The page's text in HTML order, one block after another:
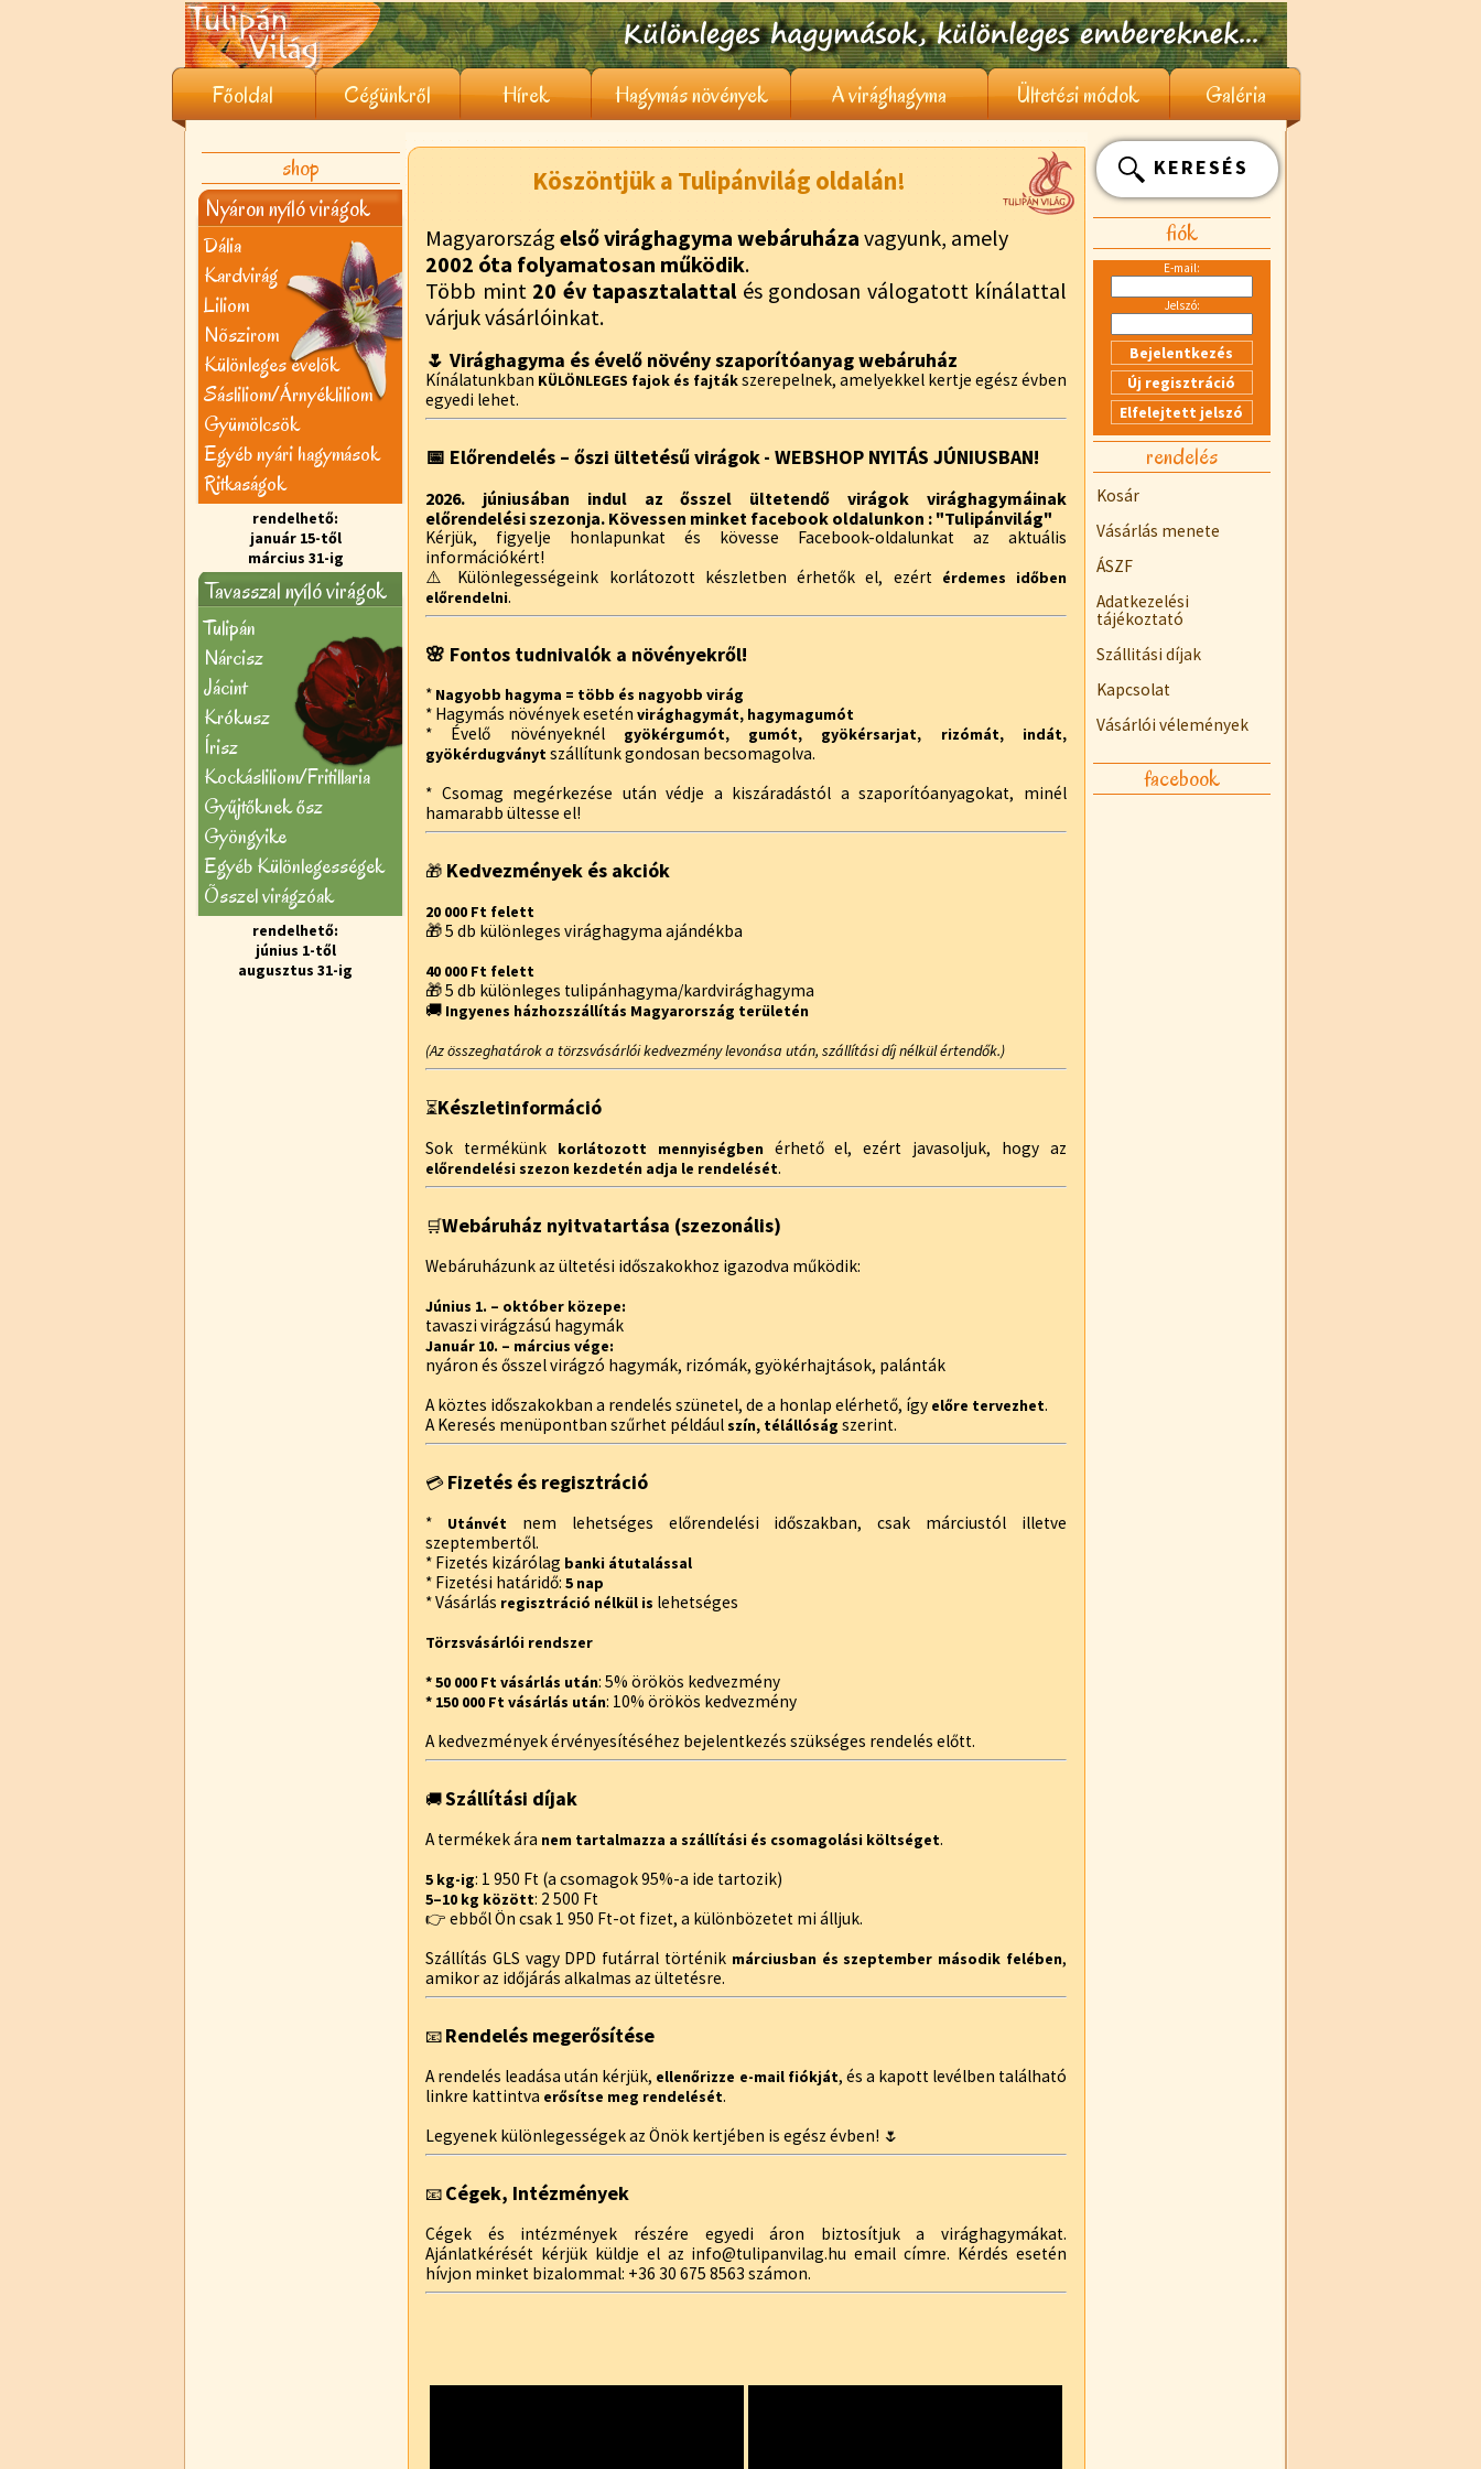
Főoldal Cégünkről Hírek Hagymás növények A virághagyma Ültetési módok Galéria
shop
Nyáron nyíló virágok
Dália
Kardvirág
Liliom
Nõszirom
Különleges évelõk
Sásliliom/Árnyékliliom
Gyümölcsök
Egyéb nyári hagymások
Ritkaságok
rendelhető:
január 15-től
március 31-ig
Tavasszal nyíló virágok
Tulipán
Nárcisz
Jácint
Krókusz
Írisz
Kockásliliom/Fritillaria
Gyűjtőknek ősz
Gyöngyike
Egyéb Különlegességek
Õsszel virágzóak
rendelhető:
június 1-től
augusztus 31-ig
Köszöntjük a Tulipánvilág oldalán!
Magyarország első virághagyma webáruháza vagyunk, amely
2002 óta folyamatosan működik.
Több mint 20 év tapasztalattalés gondosan válogatott kínálattal
várjuk vásárlóinkat.
🌷 Virághagyma és évelő növény szaporítóanyag webáruház
Kínálatunkban KÜLÖNLEGES fajok és fajtákszerepelnek, amelyekkel kertje egész évben
egyedi lehet.
📅 Előrendelés – őszi ültetésű virágok- WEBSHOP NYITÁS JÚNIUSBAN!
2026. júniusában indul az ősszel ültetendő virágok virághagymáinak
előrendelési szezonja. Kövessen minket facebook oldalunkon : "Tulipánvilág"
Kérjük, figyelje honlapunkat és kövesse Facebook-oldalunkat az aktuális
információkért!
⚠️ Különlegességeink korlátozott készletben érhetők el, ezért érdemes időben
előrendelni.
🌸 Fontos tudnivalók a növényekről!
* Nagyobb hagyma = több és nagyobb virág
* Hagymás növények esetén virághagymát, hagymagumót
* Évelő növényeknél gyökérgumót, gumót, gyökérsarjat, rizómát, indát,
gyökérdugványtszállítunk gondosan becsomagolva.
* Csomag megérkezése után védje a kiszáradástól a szaporítóanyagokat, minél
hamarabb ültesse el!
🎁 Kedvezmények és akciók
20 000 Ft felett
🎁 5 db különleges virághagyma ajándékba
40 000 Ft felett
🎁 5 db különleges tulipánhagyma/kardvirághagyma
🚚 Ingyenes házhozszállítás Magyarország területén
(Az összeghatárok a törzsvásárlói kedvezmény levonása után, szállítási díj nélkül értendők.)
⏳Készletinformáció
Sok termékünk korlátozott mennyiségbenérhető el, ezért javasoljuk, hogy az
előrendelési szezon kezdetén adja le rendelését.
🛒Webáruház nyitvatartása (szezonális)
Webáruházunk az ültetési időszakokhoz igazodva működik:
Június 1. – október közepe:
tavaszi virágzású hagymák
Január 10. – március vége:
nyáron és ősszel virágzó hagymák, rizómák, gyökérhajtások, palánták
A köztes időszakokban a rendelés szünetel, de a honlap elérhető, így előre tervezhet.
A Keresés menüpontban szűrhet példáulszín, télállóság szerint.
💳 Fizetés és regisztráció
* Utánvétnem lehetséges előrendelési időszakban, csak márciustól illetve
szeptembertől.
* Fizetés kizárólag banki átutalással
* Fizetési határidő: 5 nap
* Vásárlás regisztráció nélkül is lehetséges
Törzsvásárlói rendszer
* 50 000 Ft vásárlás után: 5% örökös kedvezmény
* 150 000 Ft vásárlás után: 10% örökös kedvezmény
A kedvezmények érvényesítéséhez bejelentkezés szükséges rendelés előtt.
🚚Szállítási díjak
A termékek ára nem tartalmazza a szállítási és csomagolási költséget.
5 kg-ig: 1 950 Ft (a csomagok 95%-a ide tartozik)
5–10 kg között: 2 500 Ft
👉 ebből Ön csak 1 950 Ft-ot fizet, a különbözetet mi álljuk.
Szállítás GLS vagy DPD futárral történik márciusban és szeptember második felében,
amikor az időjárás alkalmas az ültetésre.
📧 Rendelés megerősítése
A rendelés leadása után kérjük, ellenőrizze e-mail fiókját, és a kapott levélben található
linkre kattintva erősítse meg rendelését.
Legyenek különlegességek az Önök kertjében is egész évben! 🌷
📧 Cégek, Intézmények
Cégek és intézmények részére egyedi áron biztosítjuk a virághagymákat.
Ajánlatkérését kérjük küldje el az info@tulipanvilag.hu email címre. Kérdés esetén
hívjon minket bizalommal: +36 30 675 8563 számon.
KERESÉS
fiók
E-mail:
Jelszó:
rendelés
Kosár
Vásárlás menete
ÁSZF
Adatkezelési
tájékoztató
Szállitási díjak
Kapcsolat
Vásárlói vélemények
facebook